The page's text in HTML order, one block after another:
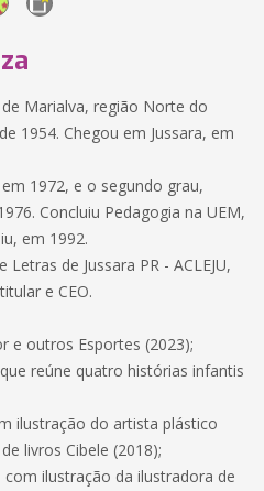
Marialva, região Norte do
1954. Chegou em Jussara, em
1972, e o segundo grau,
Concluiu Pedagogia na UEM,
em 1992.
de Jussara PR - ACLEJU,
e CEO.
e outros Esportes (2023);
reúne quatro histórias infantis
ilustração do artista plástico
livros Cibele (2018);
ilustração da ilustradora de